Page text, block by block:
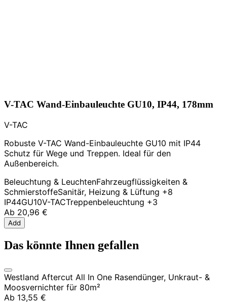
V-TAC Wand-Einbauleuchte GU10, IP44, 178mm
V-TAC
Robuste V-TAC Wand-Einbauleuchte GU10 mit IP44
Schutz für Wege und Treppen. Ideal für den
Außenbereich.
Beleuchtung & LeuchtenFahrzeugflüssigkeiten &
SchmierstoffeSanitär, Heizung & Lüftung +8
IP44GU10V-TACTreppenbeleuchtung +3
Ab 20,96 €
Add
Das könnte Ihnen gefallen
Westland Aftercut All In One Rasendünger, Unkraut- &
Moosvernichter für 80m²
Ab 13,55 €